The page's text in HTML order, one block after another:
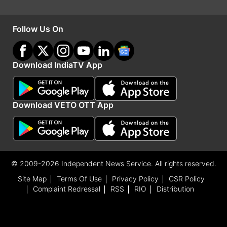
Kuber Dev Favorite Nakshatra: क्या आपका जन्म
भी इस नक्षत्र में हुआ है? कुबेर देव की रहती है विशेष कृपा,
राजा जैसा बीतता है जीवन!
Follow Us On
Download IndiaTV App
Download VETO OTT App
© 2009-2026 Independent News Service. All rights reserved.
Site Map
Terms Of Use Privacy Policy
CSR Policy
Complaint Redressal
RSS RIO Distribution